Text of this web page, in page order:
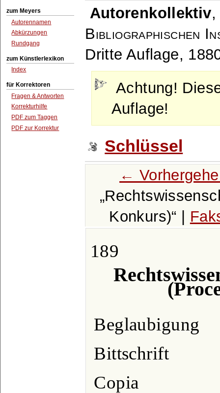
zum Meyers
Autorennamen
Abkürzungen
Rundgang
zum Künstlerlexikon
Index
für Korrektoren
Fragen & Antworten
Korrekturhilfe
PDF zum Taggen
PDF zur Korrektur
Autorenkollektiv
Bibliographischen
Dritte Auflage,
Achtung!
Auflage!
Schlüssel
←
Konkurs)
189
Beglaubigung
Bittschrift
Copia